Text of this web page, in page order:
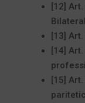
[12]
[13]
[14]
[15]